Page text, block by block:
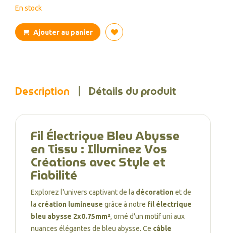
En stock
Ajouter au panier
Description Détails du produit
Fil Électrique Bleu Abysse
en Tissu : Illuminez Vos
Créations avec Style et
Fiabilité
Explorez l'univers captivant de la décorationet de
la création lumineuse grâce à notre fil électrique
bleu abysse 2x0.75mm², orné d'un motif uni aux
nuances élégantes de bleu abysse. Ce câble